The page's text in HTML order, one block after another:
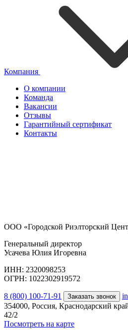
Компания
О компании
Команда
Вакансии
Отзывы
Гарантийный сертификат
Контакты
ООО «Городской Риэлторский
Генеральный директор
Усачева Юлия Игоревна
ИНН: 2320098253
ОГРН: 1022302919572
8 (800) 100-71-91 Заказать звонок
354000, Россия, Краснодарский
42/2
Посмотреть на карте